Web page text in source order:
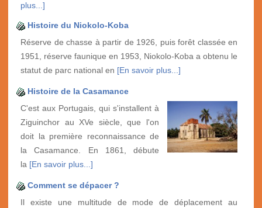
plus...]
Histoire du Niokolo-Koba
Réserve de chasse à partir de 1926, puis forêt classée en
1951, réserve faunique en 1953, Niokolo-Koba a obtenu le
statut de parc national en [En savoir plus...]
Histoire de la Casamance
C'est aux Portugais, qui s'installent à
Ziguinchor au XVe siècle, que l'on
doit la première reconnaissance de
la Casamance. En 1861, débute
la [En savoir plus...]
Comment se dépacer ?
Il existe une multitude de mode de déplacement au